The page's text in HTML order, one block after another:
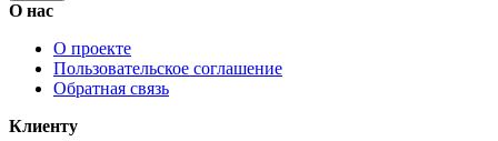
О нас
О проекте
Пользовательское соглашение
Обратная связь
Клиенту